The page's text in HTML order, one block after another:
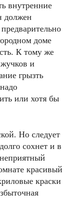
внутренние
должен
доме
К тому же
и
грызть
или хотя бы
Но следует
сохнет и в
красивый
краски